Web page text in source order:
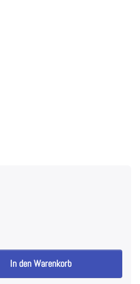
Mini Gears .5" To .75" 12/Pkg-
In den Warenkorb